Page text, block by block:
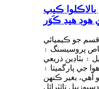
بالاڪلوا ڪيپ
هوڊ هيڊ ڪَوَر
قسم جو ڪيميائي
پروسيسنگ ۽
۽ بٽاڊين ذريعي
جي پارگميتا ۽
آهي، بغير ڪنهن
نائٽرائل